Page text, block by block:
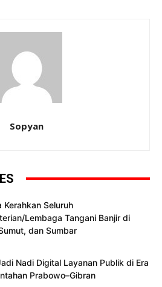
Sopyan
Kerahkan Seluruh
Lembaga Tangani Banjir di
dan Sumbar
Nadi Digital Layanan Publik di Era
Prabowo–Gibran